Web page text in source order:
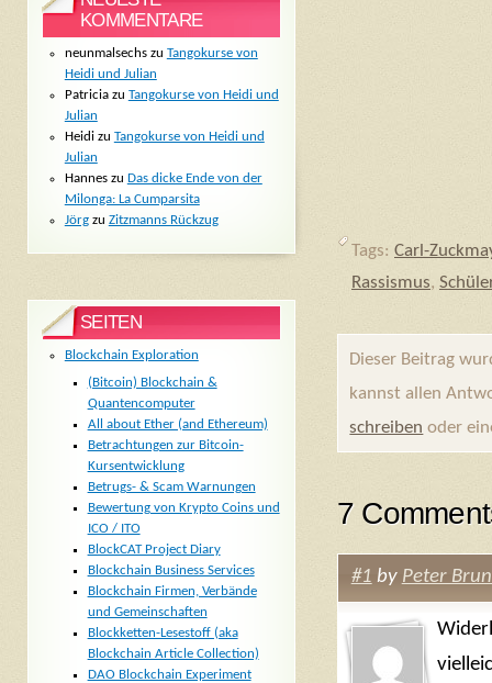
Tags: Carl-
Rassismus,
Dieser Beitrag
kannst allen
schreiben oder
7
#1 by Peter
KOMMENTARE
neunmalsechszu Tangokurse von
Heidi und Julian
Patriciazu Tangokurse von Heidi und
Julian
Heidizu Tangokurse von Heidi und
Julian
Hanneszu Das dicke Ende von der
Milonga: La Cumparsita
Jörgzu Zitzmanns Rückzug
SEITEN
Blockchain Exploration
(Bitcoin) Blockchain &
Quantencomputer
All about Ether (and Ethereum)
Betrachtungen zur Bitcoin-
Kursentwicklung
Betrugs- & Scam Warnungen
Bewertung von Krypto Coins und
ICO / ITO
BlockCAT Project Diary
Blockchain Business Services
Blockchain Firmen, Verbände
und Gemeinschaften
Blockketten-Lesestoff (aka
Blockchain Article Collection)
DAO Blockchain Experiment